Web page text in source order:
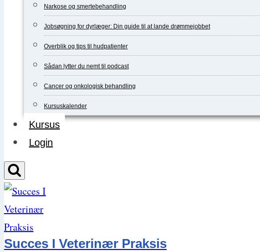
Narkose og smertebehandling
Jobsøgning for dyrlæger: Din guide til at lande drømmejobbet
Overblik og tips til hudpatienter
Sådan lytter du nemt til podcast
Cancer og onkologisk behandling
Kursuskalender
Kursus
Login
Succes I Veterinær Praksis